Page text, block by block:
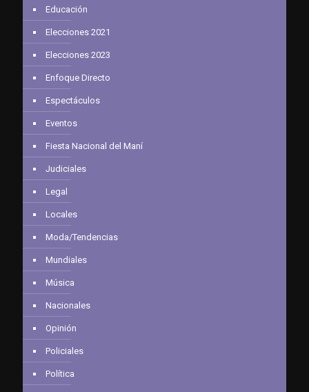
Educación
Elecciones 2021
Elecciones 2023
Enfoque Directo
Espectáculos
Eventos
Fiesta Nacional del Maní
Judiciales
Legal
Locales
Moda/Tendencias
Mundiales
Música
Nacionales
Opinión
Policiales
Política